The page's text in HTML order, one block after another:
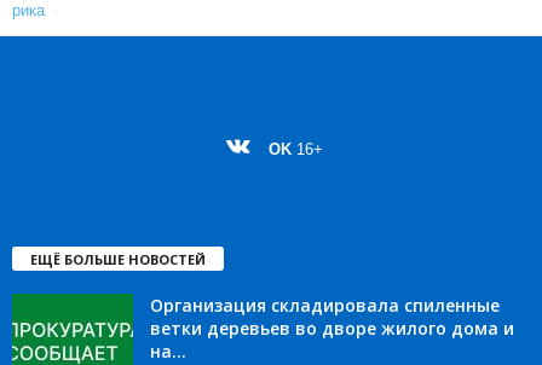
OK 16+
ЕЩЁ БОЛЬШЕ НОВОСТЕЙ
Организация складировала спиленные
ветки деревьев во дворе жилого дома и
на...